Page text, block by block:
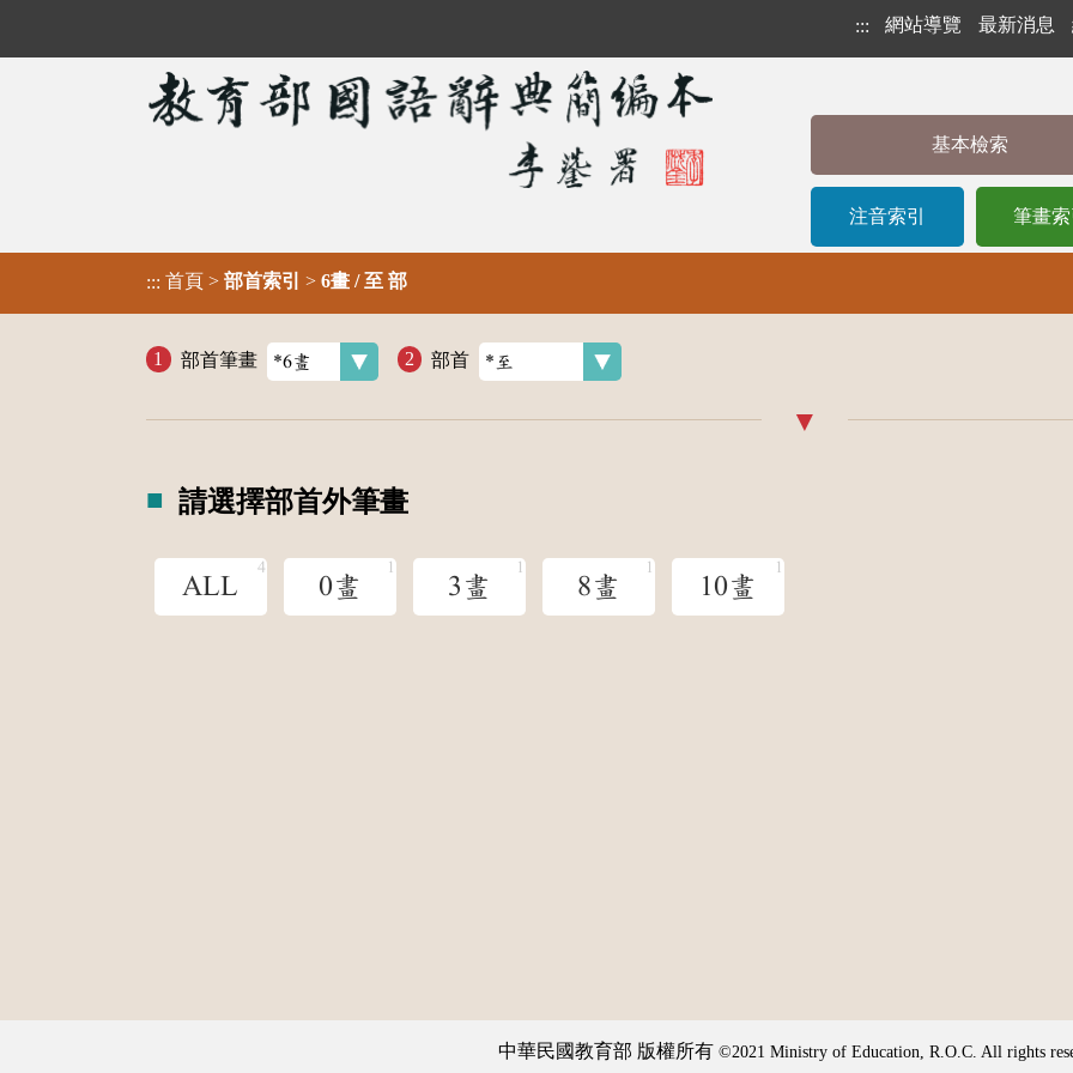
::: 網站導覽 最新消息
基本檢索
注音索引 筆畫索
::: 首頁 > 部首索引 > 6畫 / 至 部
部首筆畫 部首
請選擇部首外筆畫
ALL 0畫 3畫 8畫 10畫
中華民國教育部 版權所有 ©2021 Ministry of Education, R.O.C. All rights